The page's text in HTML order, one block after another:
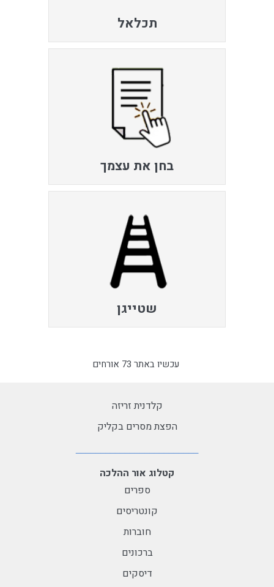
תכלאל
בחן את עצמך
שטייגן
עכשיו באתר 73 אורחים
קלדנית זריזה
הפצת מסרים בקליק
קטלוג אור ההלכה
ספרים
קונטריסים
חוברות
ברכונים
דיסקים